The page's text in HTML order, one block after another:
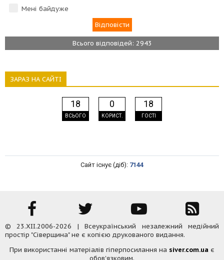
Мені байдуже
Всього відповідей: 2943
ЗАРАЗ НА САЙТІ
18
ВСЬОГО
0
КОРИСТ.
18
ГОСТІ
Сайт існує (діб): 7144
© 23.XII.2006-2026 | Всеукраїнський незалежний медійний
простір "Сіверщина" не є копією друкованого видання.
При використанні матеріалів гіперпосилання на siver.com.ua є
обов'язковим.